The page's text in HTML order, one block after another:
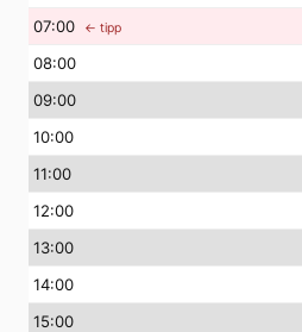
07:00 ← tipp
08:00
09:00
10:00
11:00
12:00
13:00
14:00
15:00